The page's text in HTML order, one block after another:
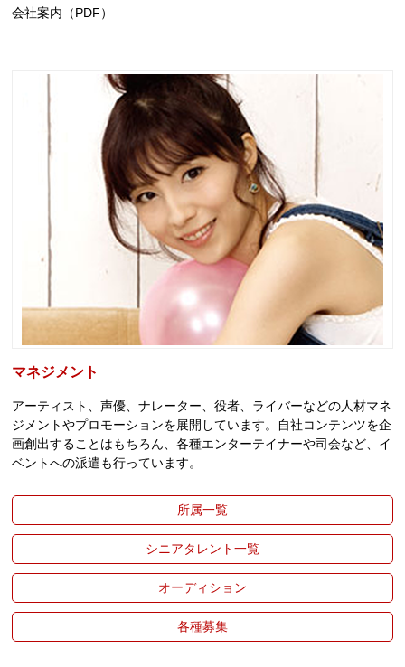
会社案内（PDF）
マネジメント
アーティスト、声優、ナレーター、役者、ライバーなどの人材マネ
ジメントやプロモーションを展開しています。自社コンテンツを企
画創出することはもちろん、各種エンターテイナーや司会など、イ
ベントへの派遣も行っています。
所属一覧
シニアタレント一覧
オーディション
各種募集